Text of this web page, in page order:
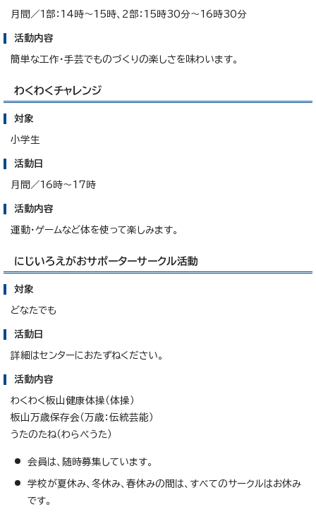
月間／1部：14時～15時、2部：15時30分～16時30分
活動内容
簡単な工作・手芸でものづくりの楽しさを味わいます。
わくわくチャレンジ
対象
小学生
活動日
月間／16時～17時
活動内容
運動・ゲームなど体を使って楽しみます。
にじいろえがおサポーターサークル活動
対象
どなたでも
活動日
詳細はセンターにおたずねください。
活動内容
わくわく板山健康体操（体操）
板山万歳保存会（万歳：伝統芸能）
うたのたね（わらべうた）
会員は、随時募集しています。
学校が夏休み、冬休み、春休みの間は、すべてのサークルはお休み
です。